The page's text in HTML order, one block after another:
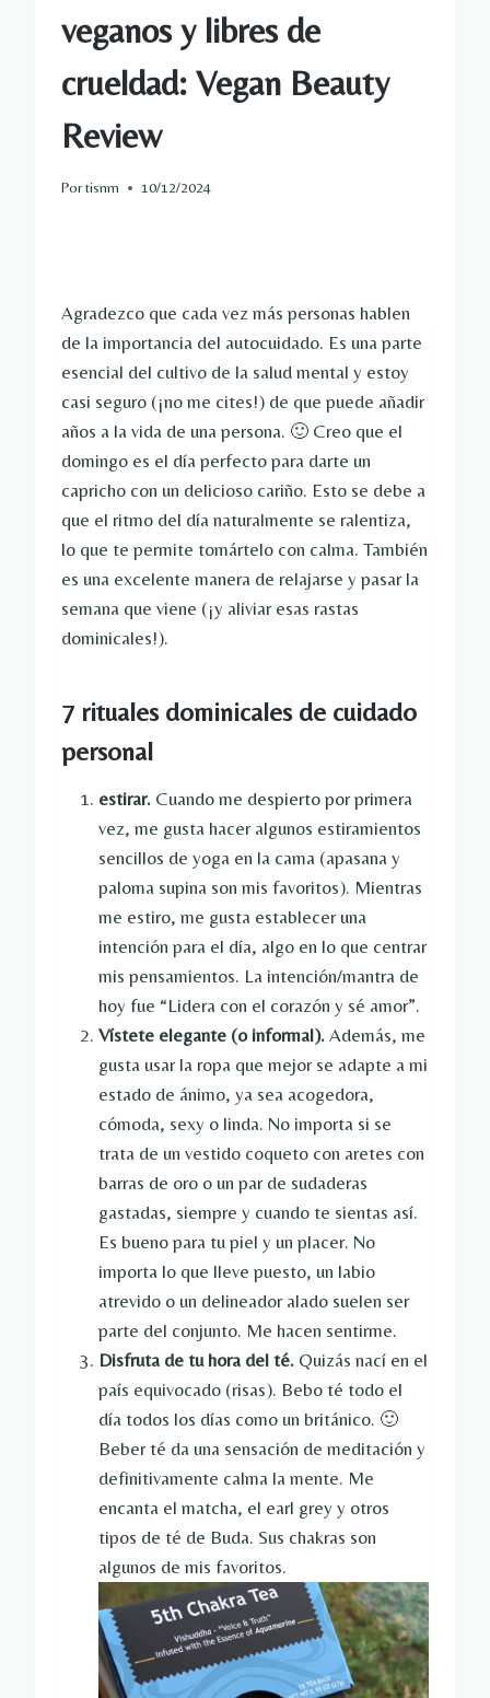
veganos y libres de
crueldad: Vegan Beauty
Review
Portisnm 10/12/2024
Agradezco que cada vez más personas hablen
de la importancia del autocuidado. Es una parte
esencial del cultivo de la salud mental y estoy
casi seguro (¡no me cites!) de que puede añadir
años a la vida de una persona. 🙂 Creo que el
domingo es el día perfecto para darte un
capricho con un delicioso cariño. Esto se debe a
que el ritmo del día naturalmente se ralentiza,
lo que te permite tomártelo con calma. También
es una excelente manera de relajarse y pasar la
semana que viene (¡y aliviar esas rastas
dominicales!).
7 rituales dominicales de cuidado
personal
estirar. Cuando me despierto por primera
vez, me gusta hacer algunos estiramientos
sencillos de yoga en la cama (apasana y
paloma supina son mis favoritos). Mientras
me estiro, me gusta establecer una
intención para el día, algo en lo que centrar
mis pensamientos. La intención/mantra de
hoy fue “Lidera con el corazón y sé amor”.
Vístete elegante (o informal). Además, me
gusta usar la ropa que mejor se adapte a mi
estado de ánimo, ya sea acogedora,
cómoda, sexy o linda. No importa si se
trata de un vestido coqueto con aretes con
barras de oro o un par de sudaderas
gastadas, siempre y cuando te sientas así.
Es bueno para tu piel y un placer. No
importa lo que lleve puesto, un labio
atrevido o un delineador alado suelen ser
parte del conjunto. Me hacen sentirme.
Disfruta de tu hora del té. Quizás nací en el
país equivocado (risas). Bebo té todo el
día todos los días como un británico. 🙂
Beber té da una sensación de meditación y
definitivamente calma la mente. Me
encanta el matcha, el earl grey y otros
tipos de té de Buda. Sus chakras son
algunos de mis favoritos.